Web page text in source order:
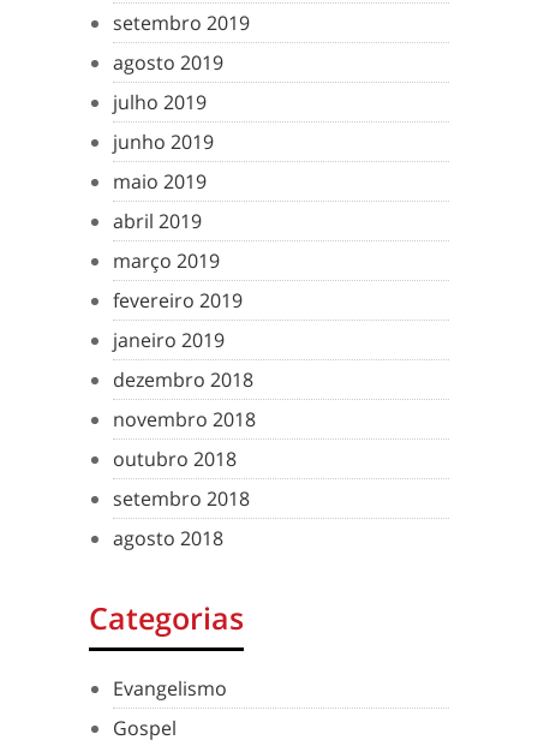
setembro 2019
agosto 2019
julho 2019
junho 2019
maio 2019
abril 2019
março 2019
fevereiro 2019
janeiro 2019
dezembro 2018
novembro 2018
outubro 2018
setembro 2018
agosto 2018
Categorias
Evangelismo
Gospel